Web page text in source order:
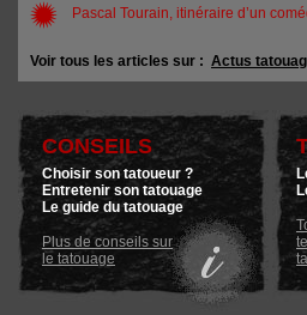
Pascal Tourain, itinéraire d’un
Voir tous les articles sur : Actus
CONSEILS
Choisir son tatoueur ?
Entretenir son tatouage
Le guide du tatouage
Plus de conseils sur
le tatouage